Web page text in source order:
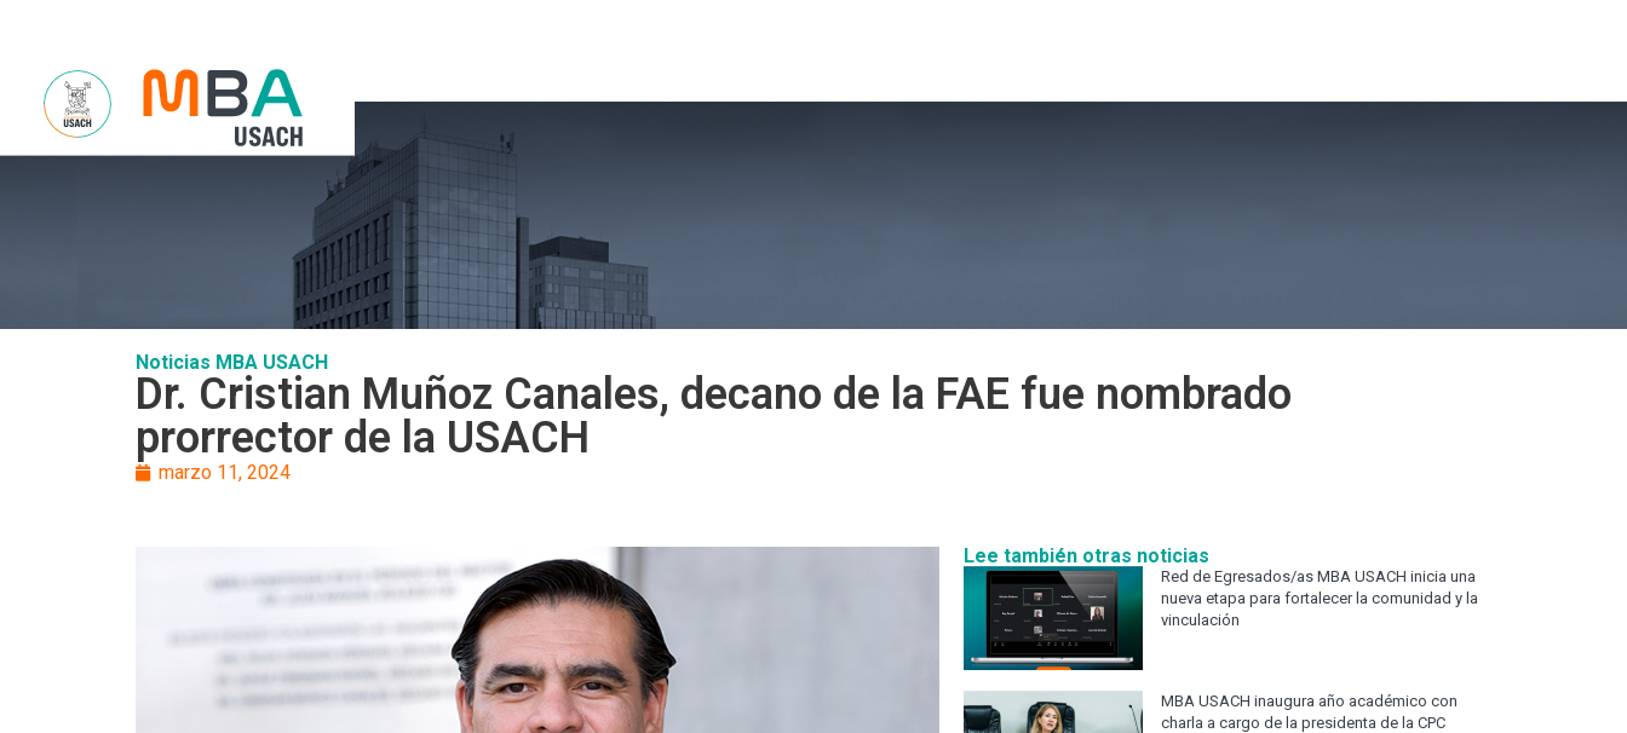
Noticias MBA USACH
Dr. Cristian Muñoz Canales, decano de la FAE fue nombrado
prorrector de la USACH
marzo 11, 2024
Lee también otras noticias
Red de Egresados/as MBA USACH inicia una
nueva etapa para fortalecer la comunidad y la
vinculación
MBA USACH inaugura año académico con
charla a cargo de la presidenta de la CPC